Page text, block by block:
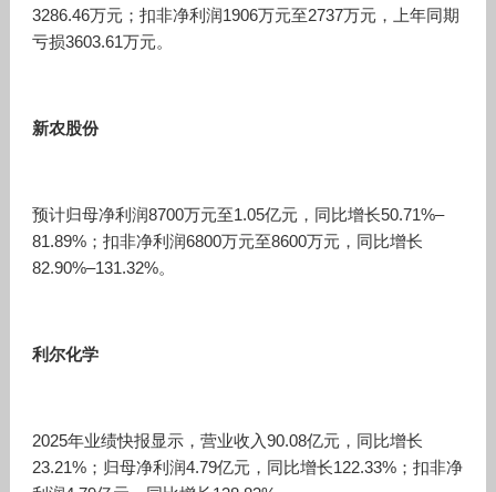
3286.46万元；扣非净利润1906万元至2737万元，上年同期
亏损3603.61万元。
新农股份
预计归母净利润8700万元至1.05亿元，同比增长50.71%–
81.89%；扣非净利润6800万元至8600万元，同比增长
82.90%–131.32%。
利尔化学
2025年业绩快报显示，营业收入90.08亿元，同比增长
23.21%；归母净利润4.79亿元，同比增长122.33%；扣非净